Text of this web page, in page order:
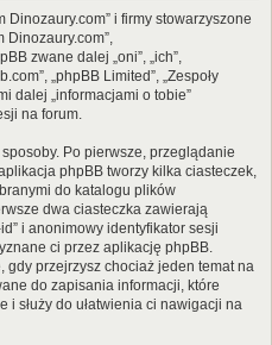
Dinozaury.com” i firmy stowarzyszone
Dinozaury.com”,
zwane dalej „oni”, „ich”,
„phpBB Limited”, „Zespoły
dalej „informacjami o tobie”
na forum.
Po pierwsze, przeglądanie
phpBB tworzy kilka ciasteczek,
do katalogu plików
dwa ciasteczka zawierają
i anonimowy identyfikator sesji
ci przez aplikację phpBB.
gdy przejrzysz chociaż jeden temat na
do zapisania informacji, które
i służy do ułatwienia ci nawigacji na